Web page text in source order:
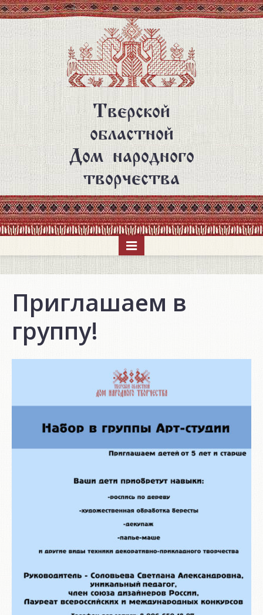
Перейти
к
основному
содержанию
Тверской
областной
Дом народного
творчества
Приглашаем в
группу!